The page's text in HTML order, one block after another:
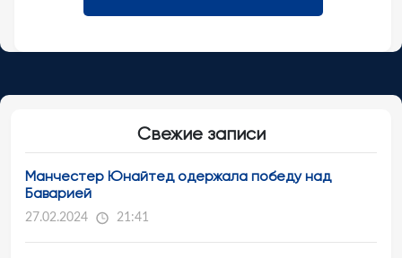
Свежие записи
Манчестер Юнайтед одержала победу над
Баварией
27.02.2024 21:41